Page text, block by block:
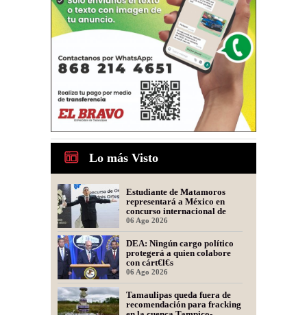
Lo más Visto
Estudiante de Matamoros
representará a México en
concurso internacional de
oratoria en Perú
06 Ago 2026
DEA: Ningún cargo político
protegerá a quien colabore
con cárt€l€s
06 Ago 2026
Tamaulipas queda fuera de
recomendación para fracking